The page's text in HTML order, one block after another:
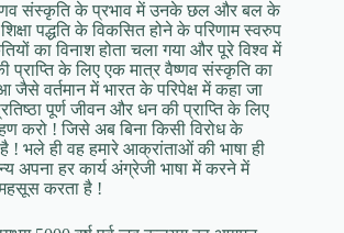
संस्कृति के प्रभाव में उनके छल और बल के
पद्धति के विकसित होने के परिणाम स्वरुप
का विनाश होता चला गया और पूरे विश्व में
प्राप्ति के लिए एक मात्र वैष्णव संस्कृति का
जैसे वर्तमान में भारत के परिपेक्ष में कहा जा
पूर्ण जीवन और धन की प्राप्ति के लिए
करो ! जिसे अब बिना किसी विरोध के
! भले ही वह हमारे आक्रांताओं की भाषा ही
अपना हर कार्य अंग्रेजी भाषा में करने में
करता है !